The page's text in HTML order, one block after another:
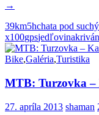
→
39km5hchata pod
x100gpsjedľovina
Bike,Galéria,Turistika
MTB: Turzovka –
27. apríla 2013 shaman